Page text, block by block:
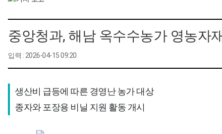
중앙청과, 해남 옥수수농가 영농자재
입력 : 2026-04-15 09:20
생산비 급등에 따른 경영난 농가 대상
종자와 포장용 비닐 지원 활동 개시